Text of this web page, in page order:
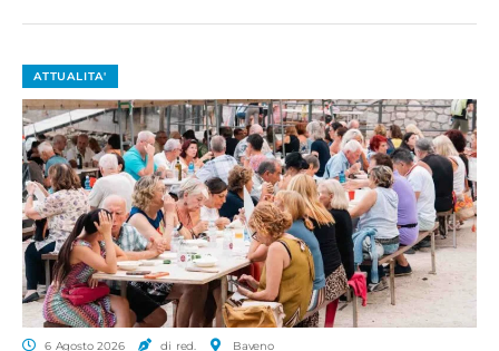
ATTUALITA'
6 Agosto 2026 di red. Baveno